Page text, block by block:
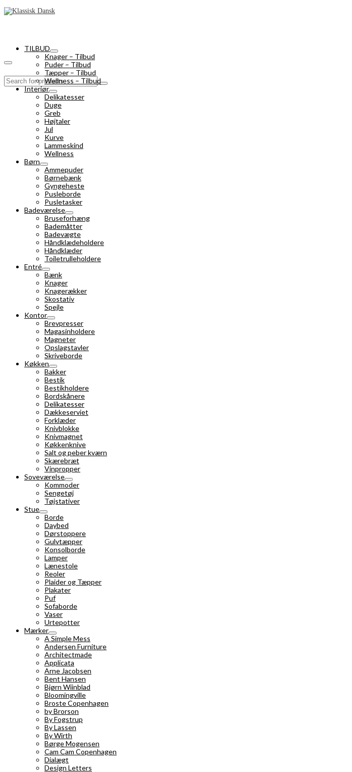
Search
for:
TILBUD
Knager – Tilbud
Puder – Tilbud
Tæpper – Tilbud
Wellness – Tilbud
Interiør
Delikatesser
Duge
Greb
Højtaler
Jul
Kurve
Lammeskind
Wellness
Børn
Ammepuder
Børnebænk
Gyngeheste
Pusleborde
Pusletasker
Badeværelse
Bruseforhæng
Bademåtter
Badevægte
Håndklædeholdere
Håndklæder
Toiletrulleholdere
Entré
Bænk
Knager
Knagerækker
Skostativ
Spejle
Kontor
Brevpresser
Magasinholdere
Magneter
Opslagstavler
Skriveborde
Køkken
Bakker
Bestik
Bestikholdere
Bordskånere
Delikatesser
Dækkeserviet
Forklæder
Knivblokke
Knivmagnet
Køkkenknive
Salt og peber kværn
Skærebræt
Vinpropper
Soveværelse
Kommoder
Sengetøj
Tøjstativer
Stue
Borde
Daybed
Dørstoppere
Gulvtæpper
Konsolborde
Lamper
Lænestole
Reoler
Plaider og Tæpper
Plakater
Puf
Sofaborde
Vaser
Urtepotter
Mærker
A Simple Mess
Andersen Furniture
Architectmade
Applicata
Arne Jacobsen
Bent Hansen
Bjørn Wiinblad
Bloomingville
Broste Copenhagen
by Brorson
By Fogstrup
By Lassen
By Wirth
Børge Mogensen
Cam Cam Copenhagen
Dialægt
Design Letters